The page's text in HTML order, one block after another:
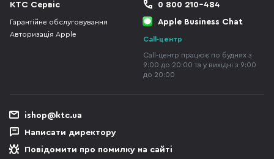
КТС Сервіс
Гарантійне обслуговування
Авторизація Apple
0 800 210-484
Apple Business Chat
Call-центр
Call-центр працює по буднях з
9:00 до 20:00 та у вихідні з 9:00
до 20:00
ishop@ktc.ua
Написати директору
Повідомити про помилку на сайті